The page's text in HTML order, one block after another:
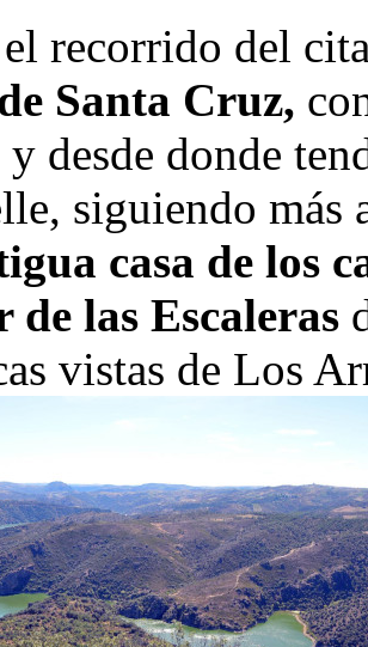
recorrido del
Santa Cruz,
desde donde
siguiendo más
casa de los
las Escaleras
vistas de Los